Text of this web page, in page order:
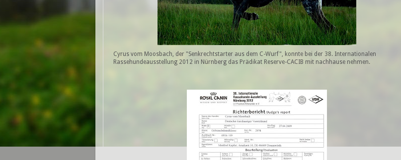
Cyrus vom Moosbach, der "Senkrechtstarter aus dem C-Wurf", konnte bei der 38. Internationalen
Rassehundeausstellung 2012 in Nürnberg das Prädikat Reserve-CACIB mit nachhause nehmen.